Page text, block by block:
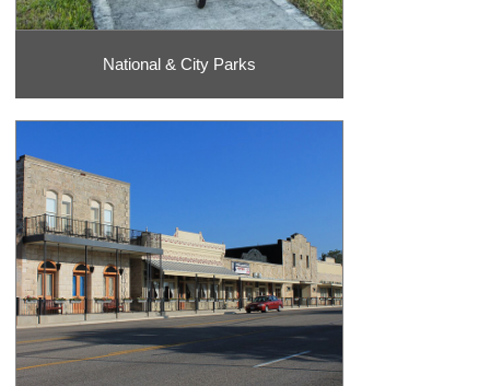
National & City Parks